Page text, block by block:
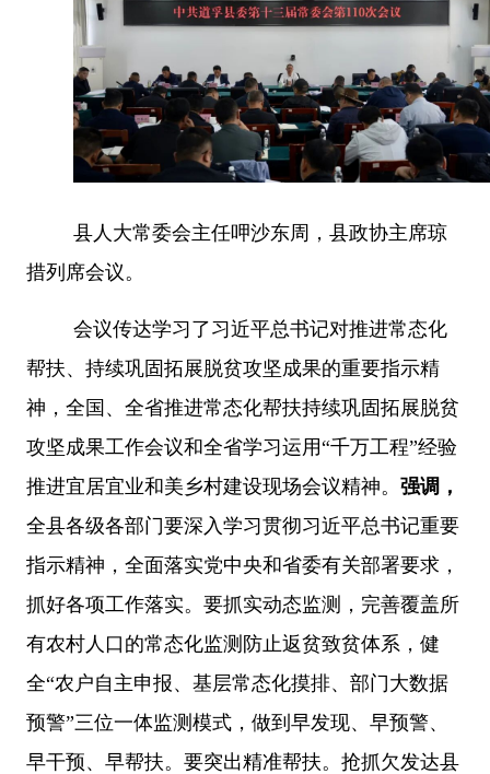
县人大常委会主任呷沙东周，县政协主席琼
措列席会议。
会议传达学习了习近平总书记对推进常态化
帮扶、持续巩固拓展脱贫攻坚成果的重要指示精
神，全国、全省推进常态化帮扶持续巩固拓展脱贫
攻坚成果工作会议和全省学习运用“千万工程”经验
推进宜居宜业和美乡村建设现场会议精神。 强调，
全县各级各部门要深入学习贯彻习近平总书记重要
指示精神，全面落实党中央和省委有关部署要求，
抓好各项工作落实。要抓实动态监测，完善覆盖所
有农村人口的常态化监测防止返贫致贫体系，健
全“农户自主申报、基层常态化摸排、部门大数据
预警”三位一体监测模式，做到早发现、早预警、
早干预、早帮扶。要突出精准帮扶。抢抓欠发达县